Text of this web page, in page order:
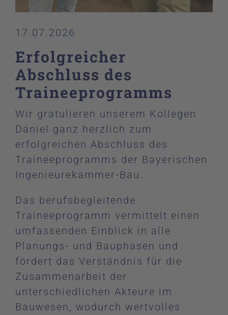
17.07.2026
Erfolgreicher
Abschluss des
Traineeprogramms
Wir gratulieren unserem Kollegen
Daniel ganz herzlich zum
erfolgreichen Abschluss des
Traineeprogramms der Bayerischen
Ingenieurekammer-Bau.
Das berufsbegleitende
Traineeprogramm vermittelt einen
umfassenden Einblick in alle
Planungs- und Bauphasen und
fördert das Verständnis für die
Zusammenarbeit der
unterschiedlichen Akteure im
Bauwesen, wodurch wertvolles